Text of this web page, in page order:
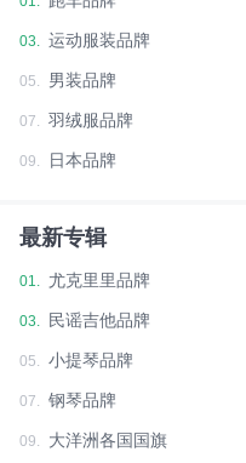
03. 运动服装品牌
05. 男装品牌
07. 羽绒服品牌
09. 日本品牌
最新专辑
01. 尤克里里品牌
03. 民谣吉他品牌
05. 小提琴品牌
07. 钢琴品牌
09. 大洋洲各国国旗